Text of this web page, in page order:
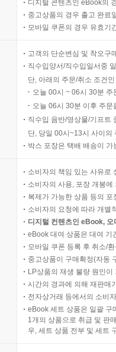
디지털 콘텐츠인 eBook의
중고상품의 경우 출고 완료
모바일 쿠폰의 경우 유효기
고객의 단순변심 및 착오구
직수입양서/직수입일서중
단, 아래의 주문/취소 조건
오늘 00시 ~ 06시 30분
오늘 06시 30분 이후 주
직수입 음반/영상물/기프트
단, 당일 00시~13시 사이의
박스 포장은 택배 배송이
소비자의 책임 있는 사유로
소비자의 사용, 포장 개봉
복제가 가능한 상품 등의
소비자의 요청에 따라 개별
디지털 컨텐츠인 eBook,
eBook 대여 상품은 대여 기
모바일 쿠폰 등록 후 취소/
중고상품이 구매확정(자동
LP상품의 재생 불량 원인
시간의 경과에 의해 재판매
전자상거래 등에서의 소비
eBook 세트 상품은 일괄 구
1개의 상품으로 취급 및 판
우, 세트 상품 전부 및 세트